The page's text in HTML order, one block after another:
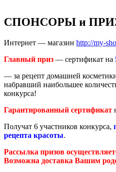
СПОНСОРЫ и
Интернет — магазин http://my-
Главный приз — сертификат на
— за рецепт домашней
набравший наибольшее
конкурса!
Гарантированный сертификат
Получат 6 участников конкурса,
рецепта красоты.
Рассылка призов
Возможна доставка Вашим